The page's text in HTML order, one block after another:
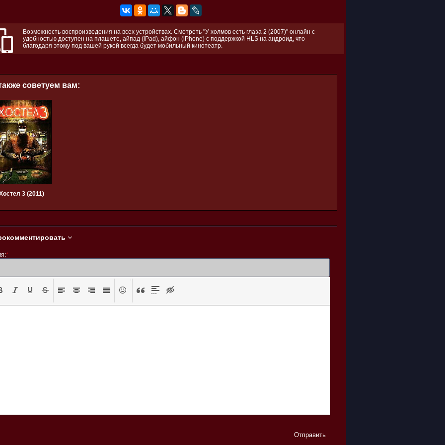
Возможность воспроизведения на всех устройствах. Смотреть "У холмов есть глаза 2 (2007)" онлайн с
удобностью доступен на плашете, айпад (iPad), айфон (iPhone) с поддержкой HLS на андроид, что
благодаря этому под вашей рукой всегда будет мобильный кинотеатр.
советуем вам:
3 (2011)
*
Отправить